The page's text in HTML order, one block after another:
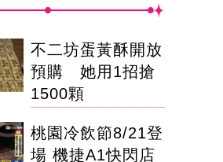
不二坊蛋黃酥開放
預購 她用1招搶
1500顆
桃園冷飲節8/21登
場 機捷A1快閃店